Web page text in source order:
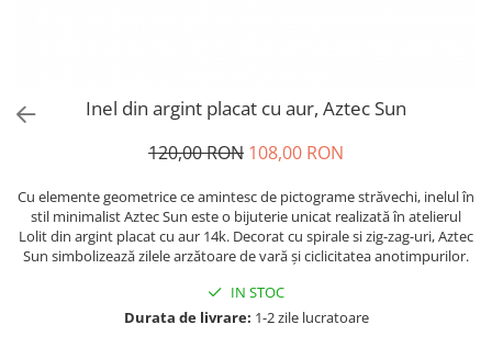
Inel din argint placat cu aur, Aztec Sun
120,00 RON 108,00 RON
Cu elemente geometrice ce amintesc de pictograme străvechi, inelul în
stil minimalist Aztec Sun este o bijuterie unicat realizată în atelierul
Lolit din argint placat cu aur 14k. Decorat cu spirale si zig-zag-uri, Aztec
Sun simbolizează zilele arzătoare de vară și ciclicitatea anotimpurilor.
IN STOC
Durata de livrare: 1-2 zile lucratoare